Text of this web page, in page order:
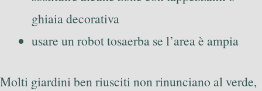
ghiaia decorativa
usare un robot tosaerba se l’area è ampia
Molti giardini ben riusciti non rinunciano al verde,